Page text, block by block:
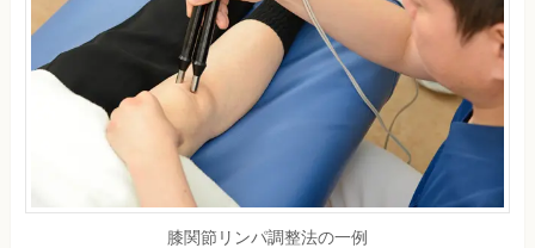
膝関節リンパ調整法の一例